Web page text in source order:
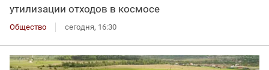
утилизации отходов в космосе
Общество сегодня, 16:30